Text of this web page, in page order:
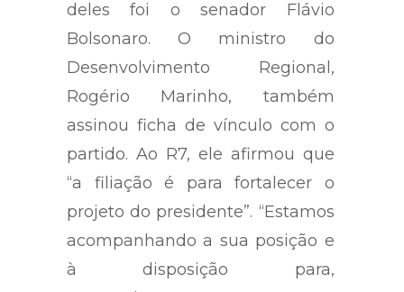
presidente da República. Um
deles foi o senador Flávio
Bolsonaro. O ministro do
Desenvolvimento Regional,
Rogério Marinho, também
assinou ficha de vínculo com o
partido. Ao R7, ele afirmou que
“a filiação é para fortalecer o
projeto do presidente”. “Estamos
acompanhando a sua posição e